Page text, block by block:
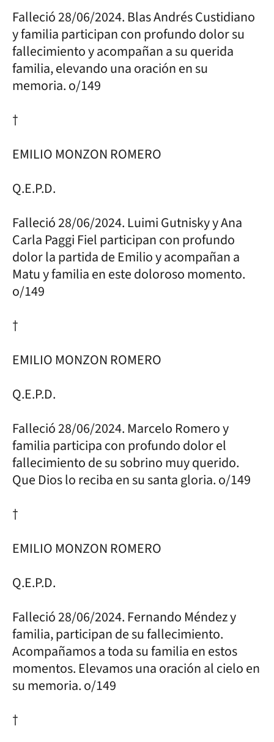
Falleció 28/06/2024. Blas Andrés Custidiano
y familia participan con profundo dolor su
fallecimiento y acompañan a su querida
familia, elevando una oración en su
memoria. o/149
†
EMILIO MONZON ROMERO
Q.E.P.D.
Falleció 28/06/2024. Luimi Gutnisky y Ana
Carla Paggi Fiel participan con profundo
dolor la partida de Emilio y acompañan a
Matu y familia en este doloroso momento.
o/149
†
EMILIO MONZON ROMERO
Q.E.P.D.
Falleció 28/06/2024. Marcelo Romero y
familia participa con profundo dolor el
fallecimiento de su sobrino muy querido.
Que Dios lo reciba en su santa gloria. o/149
†
EMILIO MONZON ROMERO
Q.E.P.D.
Falleció 28/06/2024. Fernando Méndez y
familia, participan de su fallecimiento.
Acompañamos a toda su familia en estos
momentos. Elevamos una oración al cielo en
su memoria. o/149
†